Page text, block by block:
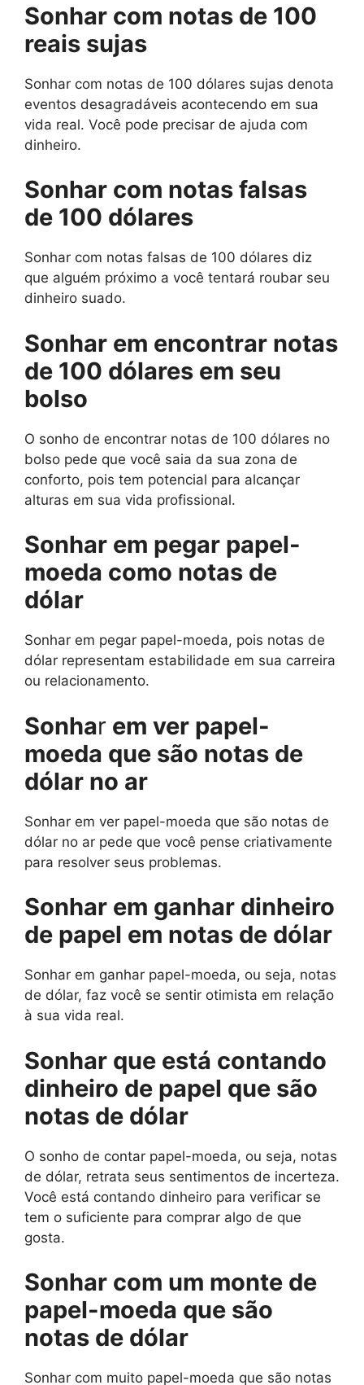
Sonhar com notas de 100
reais sujas
Sonhar com notas de 100 dólares sujas denota
eventos desagradáveis ​​acontecendo em sua
vida real. Você pode precisar de ajuda com
dinheiro.
Sonhar com notas falsas
de 100 dólares
Sonhar com notas falsas de 100 dólares diz
que alguém próximo a você tentará roubar seu
dinheiro suado.
Sonhar em encontrar notas
de 100 dólares em seu
bolso
O sonho de encontrar notas de 100 dólares no
bolso pede que você saia da sua zona de
conforto, pois tem potencial para alcançar
alturas em sua vida profissional.
Sonhar em pegar papel-
moeda como notas de
dólar
Sonhar em pegar papel-moeda, pois notas de
dólar representam estabilidade em sua carreira
ou relacionamento.
Sonhar em ver papel-
moeda que são notas de
dólar no ar
Sonhar em ver papel-moeda que são notas de
dólar no ar pede que você pense criativamente
para resolver seus problemas.
Sonhar em ganhar dinheiro
de papel em notas de dólar
Sonhar em ganhar papel-moeda, ou seja, notas
de dólar, faz você se sentir otimista em relação
à sua vida real.
Sonhar que está contando
dinheiro de papel que são
notas de dólar
O sonho de contar papel-moeda, ou seja, notas
de dólar, retrata seus sentimentos de incerteza.
Você está contando dinheiro para verificar se
tem o suficiente para comprar algo de que
gosta.
Sonhar com um monte de
papel-moeda que são
notas de dólar
Sonhar com muito papel-moeda que são notas